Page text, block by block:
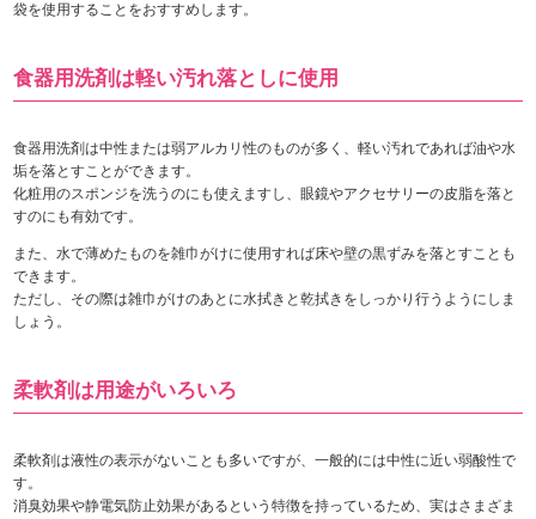
袋を使用することをおすすめします。
食器用洗剤は軽い汚れ落としに使用
食器用洗剤は中性または弱アルカリ性のものが多く、軽い汚れであれば油や水
垢を落とすことができます。
化粧用のスポンジを洗うのにも使えますし、眼鏡やアクセサリーの皮脂を落と
すのにも有効です。
また、水で薄めたものを雑巾がけに使用すれば床や壁の黒ずみを落とすことも
できます。
ただし、その際は雑巾がけのあとに水拭きと乾拭きをしっかり行うようにしま
しょう。
柔軟剤は用途がいろいろ
柔軟剤は液性の表示がないことも多いですが、一般的には中性に近い弱酸性で
す。
消臭効果や静電気防止効果があるという特徴を持っているため、実はさまざま